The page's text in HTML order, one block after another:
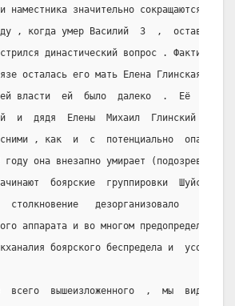
наместника значительно сокращаются .
, когда умер Василий  3  ,  оставив
династический вопрос .
осталась его мать Елена Глинская .
власти  ей  было  далеко  .  Её
и  дядя  Елены  Михаил  Глинский  .
сними , как  и  с  потенциально  опасным
году она внезапно умирает (подозревали
боярские  группировки
столкновение   дезорганизовало
аппарата и во многом предопределило
боярского беспредела и  усобиц
всего  вышеизложенного  ,  мы  видим